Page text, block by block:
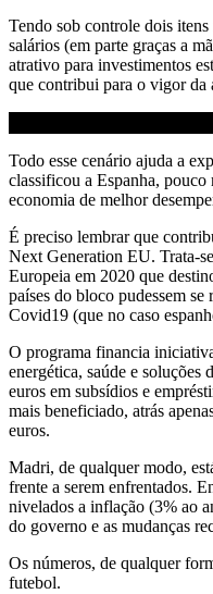
Tendo sob controle dois
salários (em parte graças a
atrativo para investimentos
que contribui para o vigor da
Todo esse cenário ajuda a
classificou a Espanha, pouco
economia de melhor
É preciso lembrar que
Next Generation EU. Trata-
Europeia em 2020 que
países do bloco pudessem
Covid19 (que no caso
O programa financia
energética, saúde e
euros em subsídios e
mais beneficiado, atrás
euros.
Madri, de qualquer modo,
frente a serem enfrentados.
nivelados a inflação (3% ao
do governo e as mudanças
Os números, de qualquer
futebol.